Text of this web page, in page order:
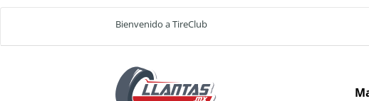
Bienvenido a TireClub